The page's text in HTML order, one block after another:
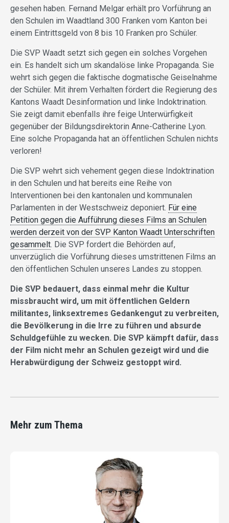
gesehen haben. Fernand Melgar erhält pro Vorführung an
den Schulen im Waadtland 300 Franken vom Kanton bei
einem Eintrittsgeld von 8 bis 10 Franken pro Schüler.
Die SVP Waadt setzt sich gegen ein solches Vorgehen
ein. Es handelt sich um skandalöse linke Propaganda. Sie
wehrt sich gegen die faktische dogmatische Geiselnahme
der Schüler. Mit ihrem Verhalten fördert die Regierung des
Kantons Waadt Desinformation und linke Indoktrination.
Sie zeigt damit ebenfalls ihre feige Unterwürfigkeit
gegenüber der Bildungsdirektorin Anne-Catherine Lyon.
Eine solche Propaganda hat an öffentlichen Schulen nichts
verloren!
Die SVP wehrt sich vehement gegen diese Indoktrination
in den Schulen und hat bereits eine Reihe von
Interventionen bei den kantonalen und kommunalen
Parlamenten in der Westschweiz deponiert. Für eine
Petition gegen die Aufführung dieses Films an Schulen
werden derzeit von der SVP Kanton Waadt Unterschriften
gesammelt. Die SVP fordert die Behörden auf,
unverzüglich die Vorführung dieses umstrittenen Films an
den öffentlichen Schulen unseres Landes zu stoppen.
Die SVP bedauert, dass einmal mehr die Kultur
missbraucht wird, um mit öffentlichen Geldern
militantes, linksextremes Gedankengut zu verbreiten,
die Bevölkerung in die Irre zu führen und absurde
Schuldgefühle zu wecken. Die SVP kämpft dafür, dass
der Film nicht mehr an Schulen gezeigt wird und die
Herabwürdigung der Schweiz gestoppt wird.
Mehr zum Thema